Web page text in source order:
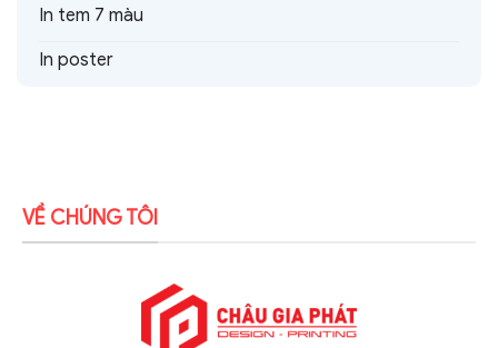
In tem 7 màu
In poster
VỀ CHÚNG TÔI